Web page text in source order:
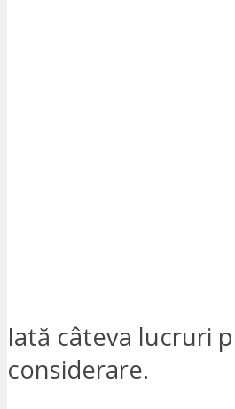
Iată câteva lucruri
considerare.